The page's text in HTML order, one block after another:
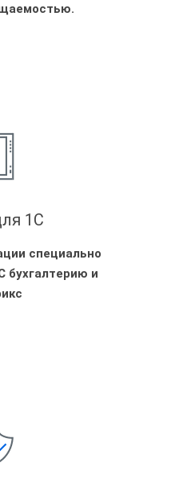
1С
специально
бухгалтерию и